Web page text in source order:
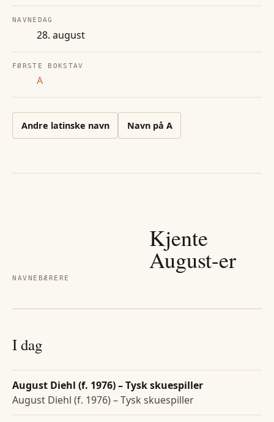
NAVNEDAG
28. august
FØRSTE BOKSTAV
A
Andre latinske navn Navn på A
NAVNEBÆRERE
Kjente
August-er
I dag
August Diehl (f. 1976) – Tysk skuespiller
August Diehl (f. 1976) – Tysk skuespiller